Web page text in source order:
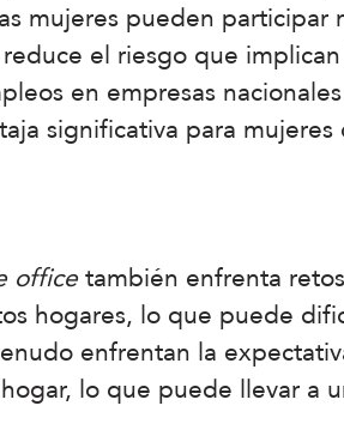
mujeres pueden participar
el riesgo que implican
en empresas
significativa para
officetambién enfrenta
hogares, lo que puede
enfrentan la
lo que puede llevar a